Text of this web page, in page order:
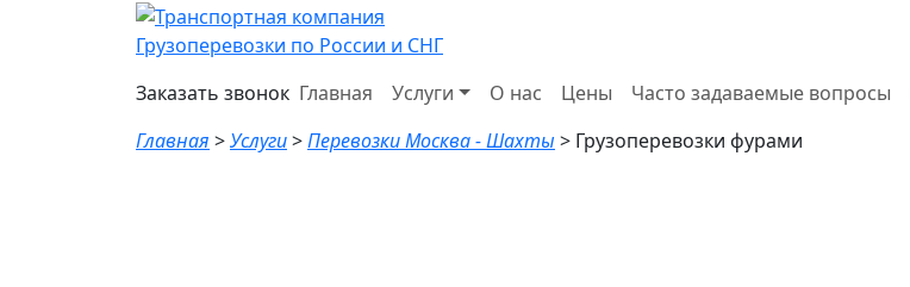
Грузоперевозки по России и СНГ
Заказать звонок Главная Услуги О нас Цены Часто задаваемые вопросы
Главная >Услуги>Перевозки Москва - Шахты > Грузоперевозки фурами